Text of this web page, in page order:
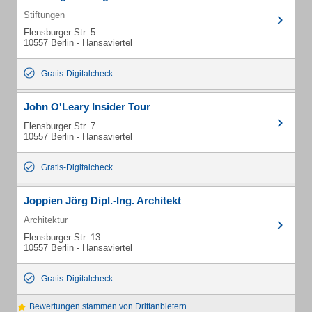
Stiftungen
Flensburger Str. 5
10557 Berlin - Hansaviertel
Gratis-Digitalcheck
John O'Leary Insider Tour
Flensburger Str. 7
10557 Berlin - Hansaviertel
Gratis-Digitalcheck
Joppien Jörg Dipl.-Ing. Architekt
Architektur
Flensburger Str. 13
10557 Berlin - Hansaviertel
Gratis-Digitalcheck
Bewertungen stammen von Drittanbietern